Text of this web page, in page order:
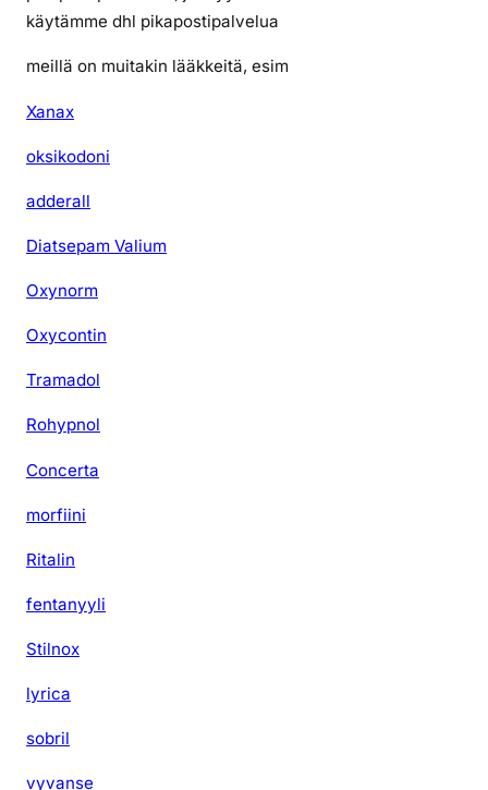
käytämme dhl pikapostipalvelua
meillä on muitakin lääkkeitä, esim
Xanax
oksikodoni
adderall
Diatsepam Valium
Oxynorm
Oxycontin
Tramadol
Rohypnol
Concerta
morfiini
Ritalin
fentanyyli
Stilnox
lyrica
sobril
vyvanse